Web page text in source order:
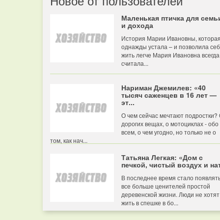
Маленькая птичка для
и дохода
История Марии Ивановны, которая
однажды устала – и позволила
жить легче Мария Ивановна всегда
считала...
Нариман Джемилев: «40
тысяч саженцев в 16 лет —
эт...
О чем сейчас мечтают подростки?
дорогих вещах, о мотоциклах - обо
всем, о чем угодно, но только не о
том, как нач...
Татьяна Легкая: «Дом с
печкой, чистый воздух и
В последнее время стало
все больше ценителей простой
деревенской жизни. Люди не хотят
жить в спешке в бо...